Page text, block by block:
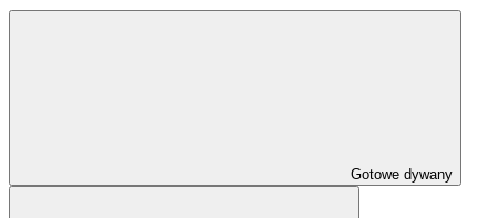
Gotowe dywany